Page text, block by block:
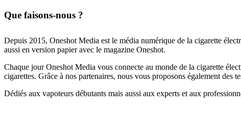
Que faisons-nous ?
Depuis 2015, Oneshot Media est le média numérique de la cigarette
aussi en version papier avec le magazine Oneshot.
Chaque jour Oneshot Media vous connecte au monde de la cigarette
cigarettes. Grâce à nos partenaires, nous vous proposons également des
Dédiés aux vapoteurs débutants mais aussi aux experts et aux